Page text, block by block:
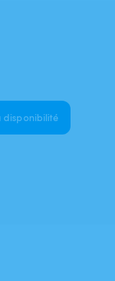
disponibilité